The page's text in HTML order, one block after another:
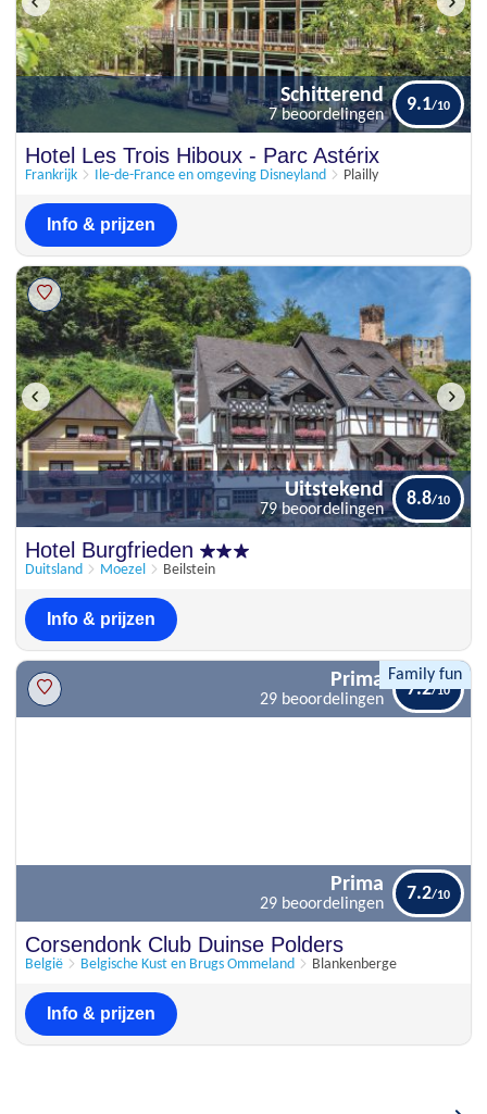
Schitterend
7 beoordelingen
Hotel Les Trois Hiboux - Parc Astérix
Frankrijk Ile-de-France en omgeving Disneyland Plailly
Schitterend
7 beoordelingen
9.1
Info & prijzen
Hotel Burgfrieden
Duitsland Moezel Beilstein
Uitstekend
79 beoordelingen
8.8
Info & prijzen
Family fun
Prima
29 beoordelingen
7.2
Corsendonk Club Duinse Polders
België Belgische Kust en Brugs Ommeland Blankenberge
Prima
29 beoordelingen
7.2
Info & prijzen